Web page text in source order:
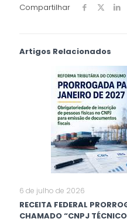
Compartilhar
Artigos Relacionados
6 de julho de 2026
RECEITA FEDERAL
CHAMADO “CNPJ